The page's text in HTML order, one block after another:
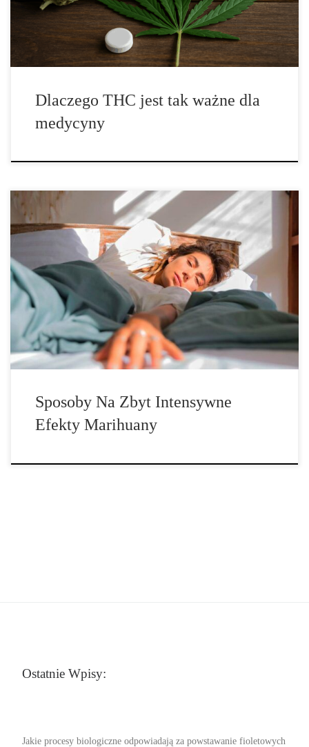
równocześnie jest cennym składnikiem wykorzystywanym w
terapii wielu schorzeń. W […]
Dlaczego THC jest tak ważne dla
medycyny
Jak przezwyciężyć zbyt intensywne efekty marihuany? Mówią, że
czegokolwiek za dużo, to niezdrowo. Dotyczy to również
marihuany. Wiele osób, zwłaszcza początkujących, wpada w
panikę, gdy osiągną zbyt mocne efekty. Jest to jednak zjawisko
powszechne, ale nie niebezpieczne. Jasne, osoba panikująca z
pewnością nie będzie tego świadoma, ale to fakt. Jeśli […]
Sposoby Na Zbyt Intensywne
Efekty Marihuany
Ostatnie Wpisy:
Jakie procesy biologiczne odpowiadają za powstawanie fioletowych